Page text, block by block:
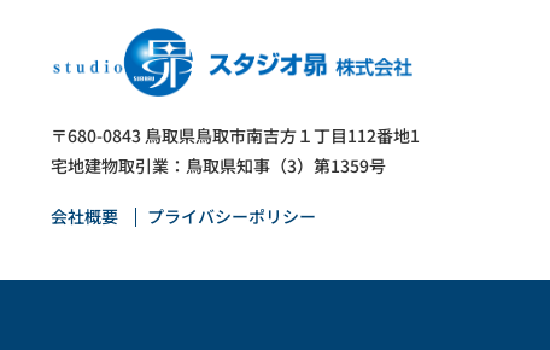
〒680-0843 鳥取県鳥取市南吉方１丁目112番地1
宅地建物取引業：鳥取県知事（3）第1359号
会社概要 プライバシーポリシー